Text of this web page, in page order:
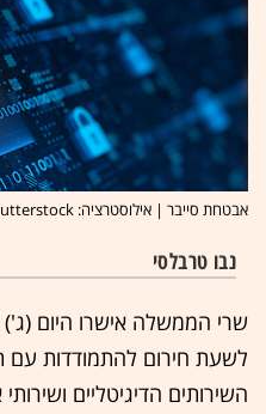
אבטחת סייבר | אילוסטרציה: Shutterstock
נבו טרבלסי
שרי הממשלה אישרו היום
לשעת חירום להתמודדות עם
השירותים הדיגיטליים